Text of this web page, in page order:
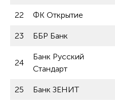
22 ФК Открытие
23 ББР Банк
24
Банк Русский
Стандарт
25 Банк ЗЕНИТ